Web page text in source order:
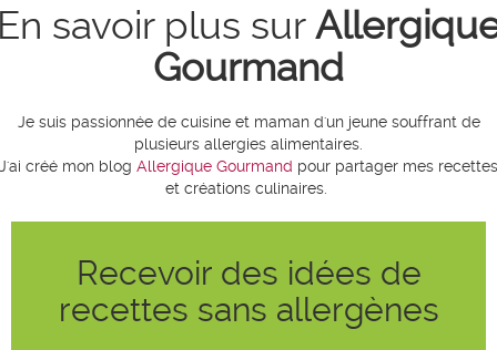
savoir plus sur
Gourmand
Je suis passionnée de cuisine et maman d'un jeune souffrant de
plusieurs allergies alimentaires.
J'ai créé mon blog Allergique Gourmand pour partager mes recettes
et créations culinaires.
Recevoir des idées de
recettes sans allergènes